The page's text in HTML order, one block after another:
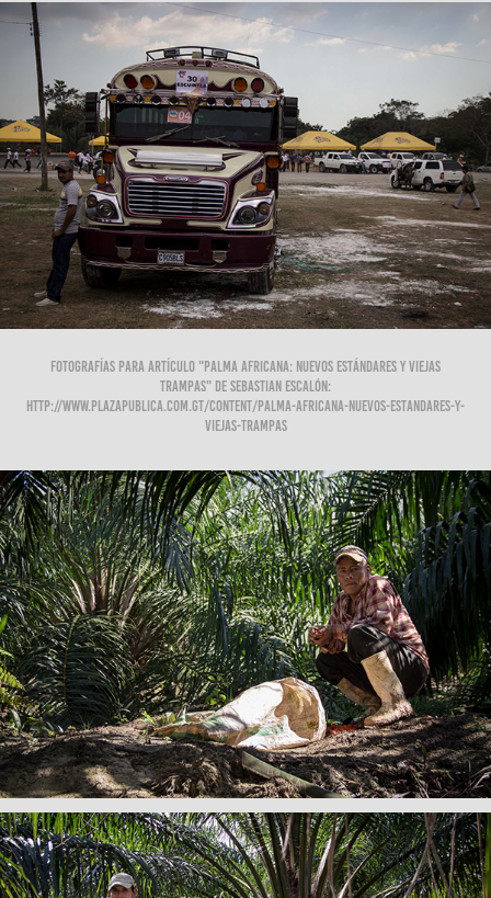
Fotografías para artículo "Palma Africana: Nuevos estándares y viejas
trampas" de Sebastian Escalón:
http://www.plazapublica.com.gt/content/palma-africana-nuevos-estandares-y-
viejas-trampas